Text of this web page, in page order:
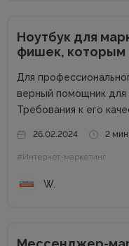
Ноутбук для
фишек, которым
Для
верный помощник для
Требования к его
успехам. Добротный
обсуждается. Без
26.02.2024 2 мин.
#Интернет-маркетинг
W.